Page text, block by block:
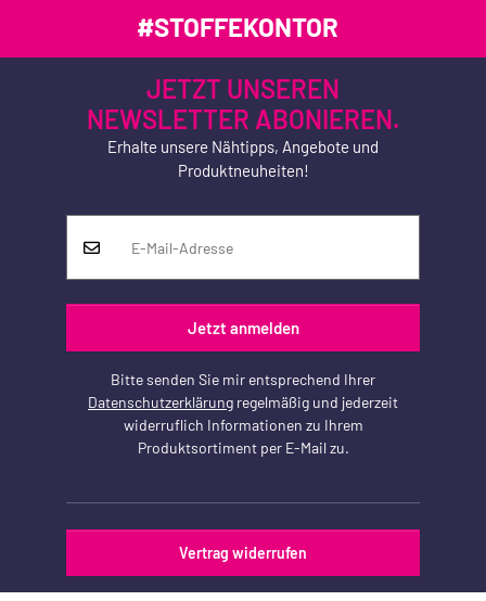
#STOFFEKONTOR
JETZT UNSEREN
NEWSLETTER ABONIEREN.
Erhalte unsere Nähtipps, Angebote und
Produktneuheiten!
Jetzt anmelden
Bitte senden Sie mir entsprechend Ihrer
Datenschutzerklärung regelmäßig und jederzeit
widerruflich Informationen zu Ihrem
Produktsortiment per E-Mail zu.
Vertrag widerrufen